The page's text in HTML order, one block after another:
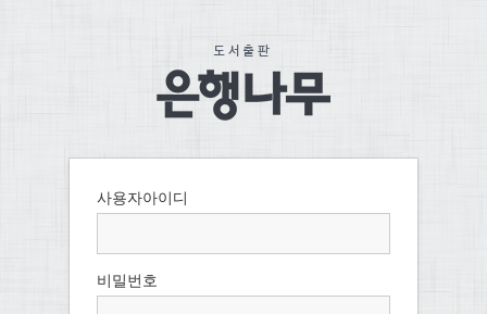
사용자아이디
비밀번호